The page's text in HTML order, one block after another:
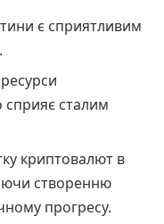
є сприятливим
сприяє сталим
криптовалют в
створенню
прогресу.